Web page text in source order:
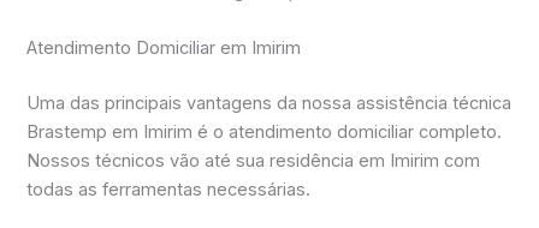
Atendimento Domiciliar em Imirim
Uma das principais vantagens da nossa assistência técnica
Brastemp em Imirim é o atendimento domiciliar completo.
Nossos técnicos vão até sua residência em Imirim com
todas as ferramentas necessárias.